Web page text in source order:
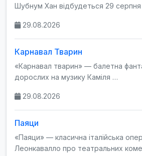
Шубнум Хан відбудеться 29
29.08.2026
Карнавал Тварин
«Карнавал тварин» — балетна
дорослих на музику Каміля …
29.08.2026
Паяци
«Паяци» — класична італійська
Леонкавалло про театральних